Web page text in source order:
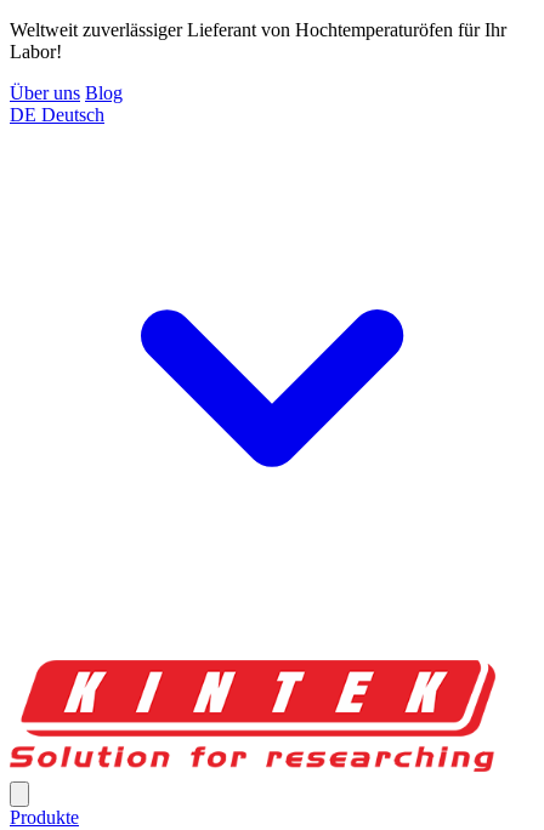
Weltweit zuverlässiger Lieferant von Hochtemperaturöfen für Ihr
Labor!
Über uns Blog
DE Deutsch
Produkte